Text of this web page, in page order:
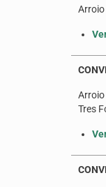
Arroio
Arroio
Tres